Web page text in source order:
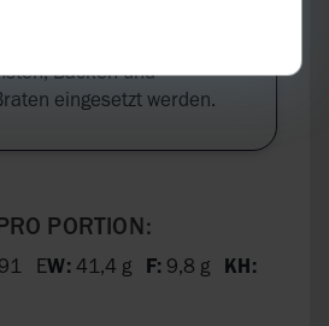
Backen und
eingesetzt werden.
PORTION:
EW: 41,4 g F: 9,8 g KH: